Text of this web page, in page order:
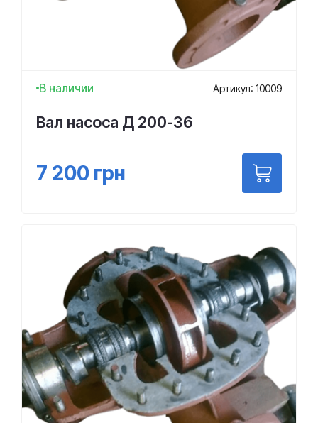
В наличии Артикул: 10009
Вал насоса Д 200-36
7 200 грн